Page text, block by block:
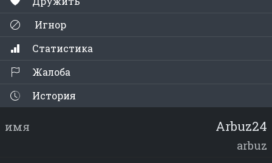
Игнор
Статистика
Жалоба
История
имя Arbuz24
arbuz